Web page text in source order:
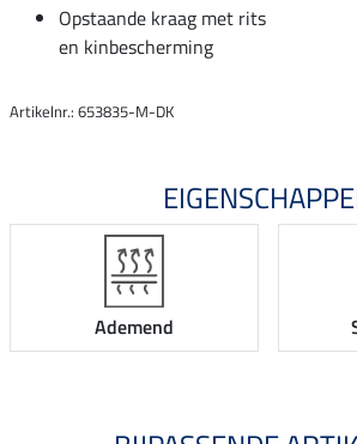
Opstaande kraag met rits
en kinbescherming
Artikelnr.: 653835-M-DK
Ademend